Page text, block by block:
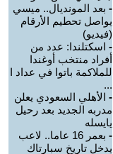
- بعد المونديال.. ميسي
يواصل تحطيم الأرقام
(فيديو)
- اسكتلندا: عدد من
أفراد منتخب أوغندا
للملاكمة باتوا في عداد ا
...
- الأهلي السعودي يعلن
مدربه الجديد بعد رحيل
يايسله
-
بعمر 16 عاما.. لاعب
يدخل تاريخ سبارتاك